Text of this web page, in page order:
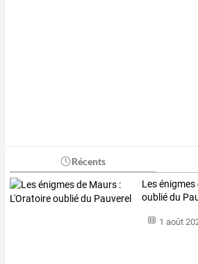
Récents
Les
oublié du
1 août